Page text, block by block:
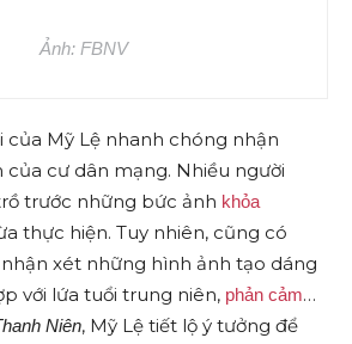
Ảnh: FBNV
của Mỹ Lệ nhanh chóng nhận
cư dân mạng. Nhiều người
trước những bức ảnh khỏa
thực hiện. Tuy nhiên, cũng có
xét những hình ảnh tạo dáng
với lứa tuổi trung niên, phản cảm…
Niên, Mỹ Lệ tiết lộ ý tưởng để